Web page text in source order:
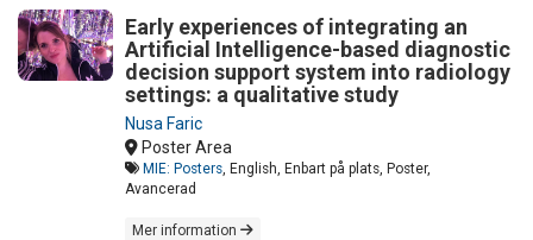
Early experiences of integrating an
Artificial Intelligence-based diagnostic
decision support system into radiology
settings: a qualitative study
Nusa Faric
Poster Area
MIE: Posters , English, Enbart på plats, Poster,
Avancerad
Mer information